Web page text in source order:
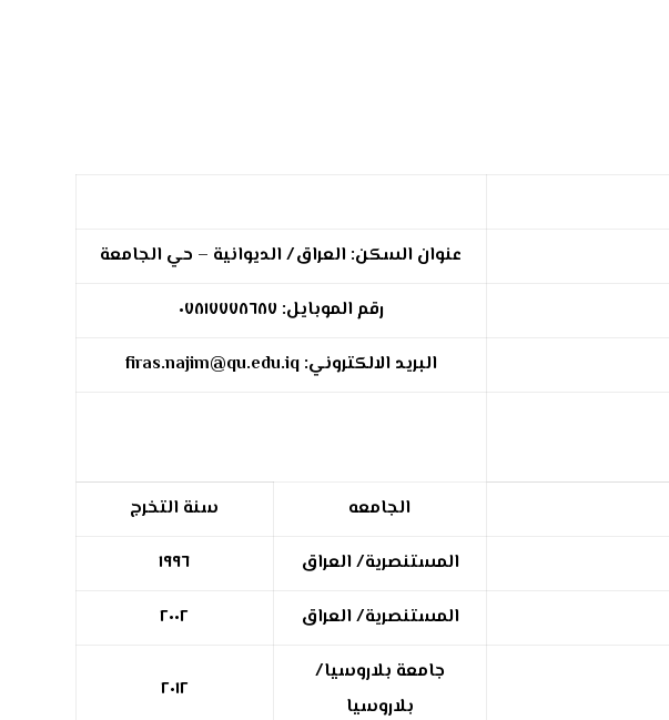
عنوان السكن: العراق/ الديوانية – حي الجامعة
رقم الموبايل:
البريد الالكتروني: firas.najim@qu.edu.iq
الجامعه
سنة التخرج
المستنصرية/ العراق
١٩٩٦
المستنصرية/ العراق ٢٠٠٢
جامعة بلاروسيا/
بلاروسيا
٢٠١٢